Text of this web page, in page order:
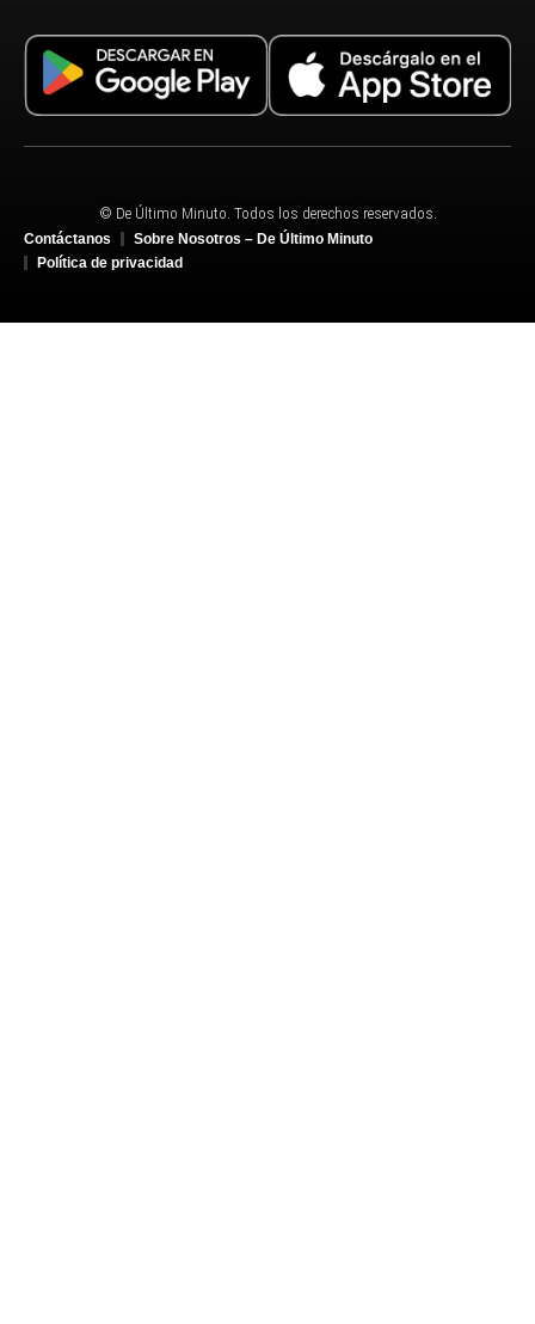
© De Último Minuto. Todos los derechos reservados.
Contáctanos
Sobre Nosotros – De Último Minuto
Política de privacidad